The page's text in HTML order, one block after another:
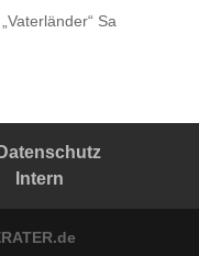
Sa
Datenschutz
Intern